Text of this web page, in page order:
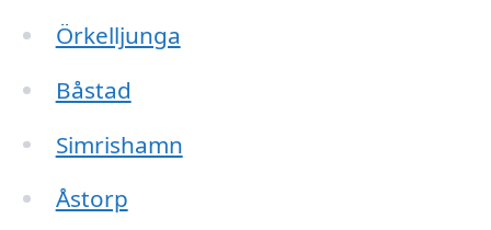
Örkelljunga
Båstad
Simrishamn
Åstorp